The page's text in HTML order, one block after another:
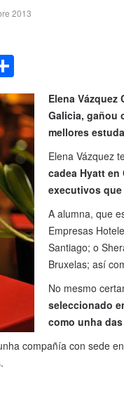
2013
Elena
Galicia, gañou
mellores
Elena Vázquez
cadea Hyatt
executivos que
A alumna, que
Empresas
Santiago; o
Bruxelas; así
No mesmo
seleccionado
como unha
compañía con sede